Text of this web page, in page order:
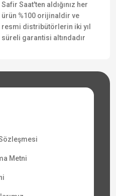
Safir Saat'ten aldığınız her
ürün %100 orijinaldir ve
resmi distribütörlerin iki yıl
süreli garantisi altındadır
Metni